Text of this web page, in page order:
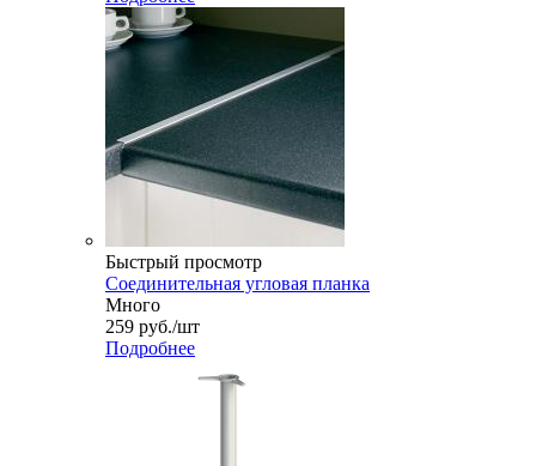
Быстрый просмотр
Соединительная угловая планка
Много
259 руб./шт
Подробнее